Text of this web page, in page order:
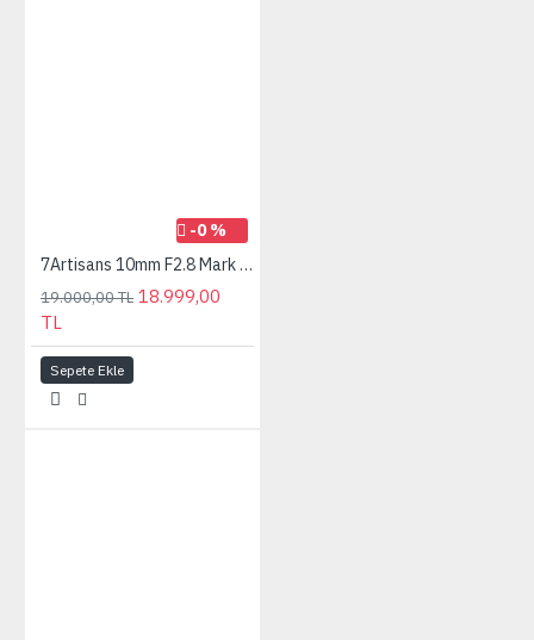
-0 %
7Artisans 10mm F2.8 Mark II Sony (E mount) MF Ultra Wide Angle Fisheye Full Frame Lens Siyah
19.000,00 TL 18.999,00
TL
Sepete Ekle